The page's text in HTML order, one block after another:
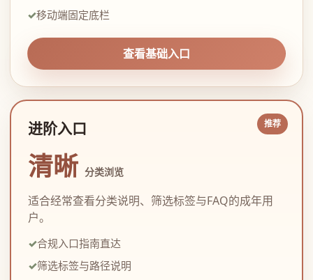
移动端固定底栏
查看基础入口
进阶入口
清晰 分类浏览
适合经常查看分类说明、筛选标签与FAQ的成年用
户。
合规入口指南直达
筛选标签与路径说明